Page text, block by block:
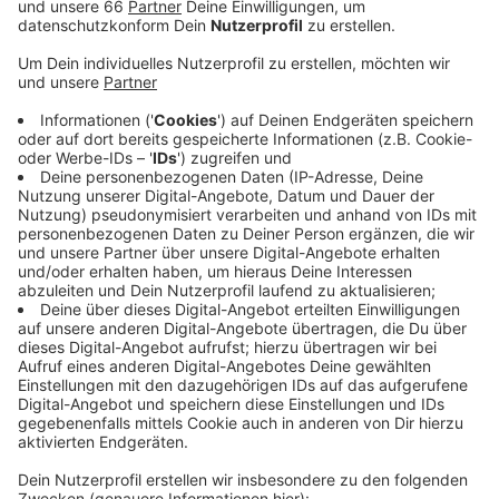
Parsifal, der geschützt vor jeder Begegnung mit
der Umwelt bei seiner Mutter aufwächst. Nach
ihrem Tod lernt er das Böse und das Leid kennen.
Er begibt sich auf einen langen epischen Weg der
inneren Selbstfindung und entdeckt den Gral als
Erfüllung des Lebens und der Seelenruhe.
Veröffentlicht:Donnerstag, 07.09.2023 09:58
Anzeige
Sonntag, 17. September 2023, 17 Uhr
Opernhaus Düsseldorf
Heinrich-Heine-Allee 16A
Mehr Informationen gibts hier